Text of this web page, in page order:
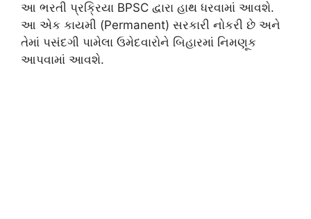
​આ ભરતી પ્રક્રિયા BPSC દ્વારા હાથ ધરવામાં આવશે.
આ એક કાયમી (Permanent) સરકારી નોકરી છે અને
તેમાં પસંદગી પામેલા ઉમેદવારોને બિહારમાં નિમણૂક
આપવામાં આવશે.